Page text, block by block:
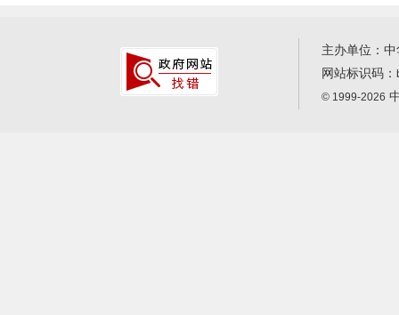
主办单位：
网站标识码：
© 1999-2026